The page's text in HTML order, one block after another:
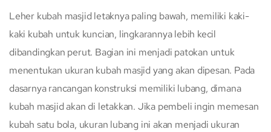
Leher kubah masjid letaknya paling bawah, memiliki kaki-
kaki kubah untuk kuncian, lingkarannya lebih kecil
dibandingkan perut. Bagian ini menjadi patokan untuk
menentukan ukuran kubah masjid yang akan dipesan. Pada
dasarnya rancangan konstruksi memiliki lubang, dimana
kubah masjid akan di letakkan. Jika pembeli ingin memesan
kubah satu bola, ukuran lubang ini akan menjadi ukuran